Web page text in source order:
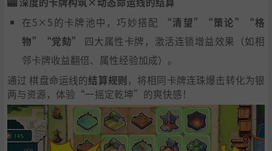
在5×5的卡牌池中，巧妙搭配 ​
​“清望”“策论”“格
物”“党劾”​
​ 四大属性卡牌，激活连锁增益效果（如相
邻卡牌收益翻倍、属性经验加成）。
通过 棋盘命运线的结算规则 ，将相同卡牌连珠爆击转化为银
两与资源，体验“一摇定乾坤”的爽快感！